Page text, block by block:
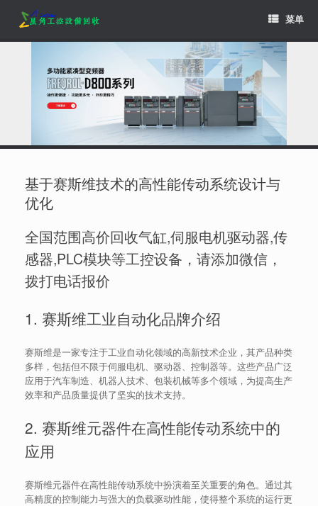
content
菜单
基于赛斯维技术的高性能传动系统设计与
优化
全国范围高价回收气缸,伺服电机驱动器,传
感器,PLC模块等工控设备，请添加微信，
拨打电话报价
1. 赛斯维工业自动化品牌介绍
赛斯维是一家专注于工业自动化领域的高新技术企业，其产品种类
多样，包括但不限于伺服电机、驱动器、控制器等。这些产品广泛
应用于汽车制造、机器人技术、包装机械等多个领域，为提高生产
效率和产品质量提供了坚实的技术支持。
2. 赛斯维元器件在高性能传动系统中的
应用
赛斯维元器件在高性能传动系统中扮演着至关重要的角色。通过其
高精度的控制能力与强大的负载驱动性能，使得整个系统的运行更